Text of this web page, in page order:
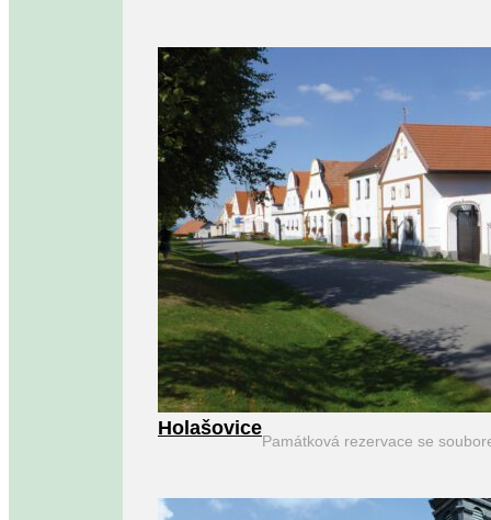
Holašovice
Památková rezervace se